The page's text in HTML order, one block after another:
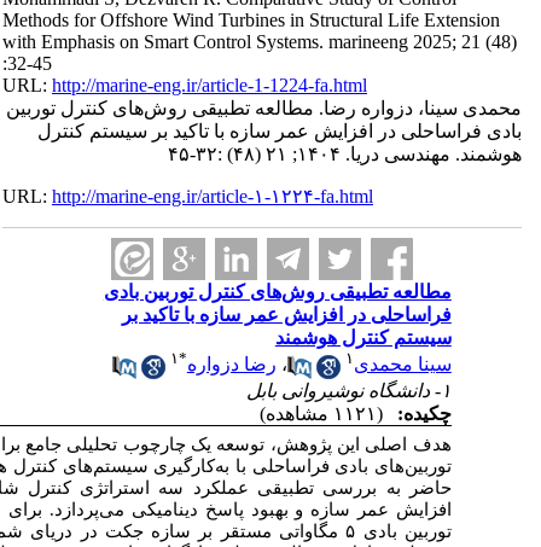
مقاومت دینامیکی و بهینه‌سازی عملکرد
هوشمند تحت شرایط محیطی متغیر است. مطالعه
روش‌های غیرفعال، نیمه‌فعال و هوشمند در
به این هدف، یک مدل پیشرفته عددی از
توسعه یافته و تحت طیف وسیعی از شرایط